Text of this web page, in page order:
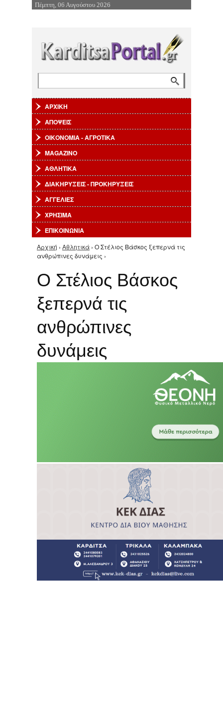
Επιστροφή στην Πλοήγηση
Πέμπτη, 06 Αυγούστου 2026
ΑΡΧΙΚΗ
ΑΠΟΨΕΙΣ
ΟΙΚΟΝΟΜΙΑ - ΑΓΡΟΤΙΚΑ
MAGAZINO
ΑΘΛΗΤΙΚΑ
ΔΙΑΚΗΡΥΞΕΙΣ - ΠΡΟΚΗΡΥΞΕΙΣ
ΑΓΓΕΛΙΕΣ
ΧΡΗΣΙΜΑ
ΕΠΙΚΟΙΝΩΝΙΑ
Είστε εδώ
Αρχική › Αθλητικά › O Στέλιος Βάσκος ξεπερνά τις
ανθρώπινες δυνάμεις ›
O Στέλιος Βάσκος
ξεπερνά τις
ανθρώπινες
δυνάμεις